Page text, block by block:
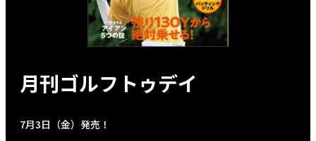
月刊ゴルフトゥデイ
7月3日（金）発売！